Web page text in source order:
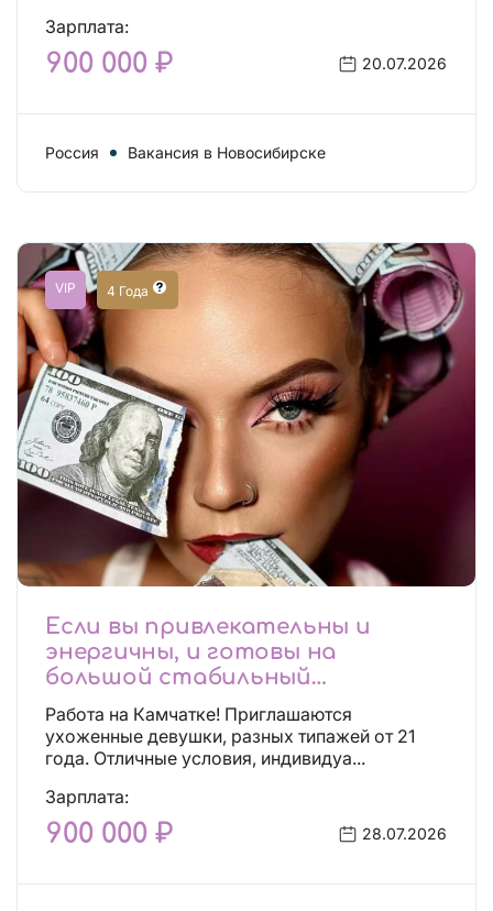
Зарплата:
900 000 ₽ 20.07.2026
Россия Вакансия в Новосибирске
VIP 4 Года
Если вы привлекательны и
энергичны, и готовы на
большой стабильный
заработок, тогда вы уже нашли,
что искали!
Работа на Камчатке! Приглашаются
ухоженные девушки, разных типажей от 21
года. Отличные условия, индивидуа...
Зарплата:
900 000 ₽ 28.07.2026